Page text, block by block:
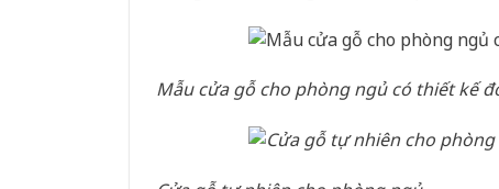
Mẫu cửa gỗ cho phòng ngủ có thiết kế